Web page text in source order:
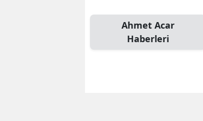
Ahmet Acar
Haberleri